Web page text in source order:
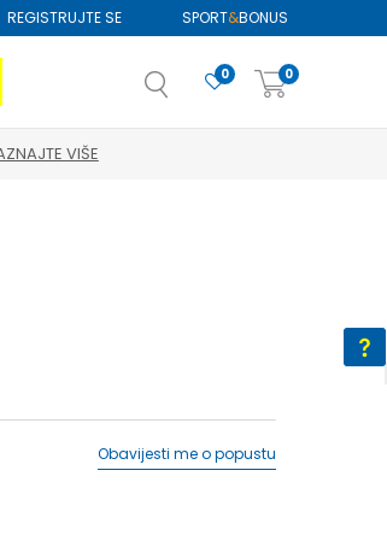
SPORT&BONUS
REGISTRUJTE SE
0
0
Obavijesti me o popustu